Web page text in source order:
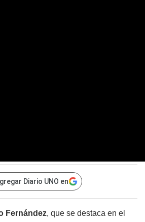
Diario UNO en
Fernández, que se destaca en el